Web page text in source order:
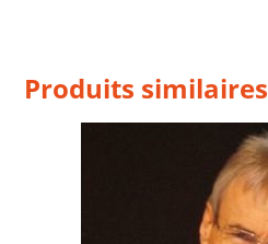
Produits similaires